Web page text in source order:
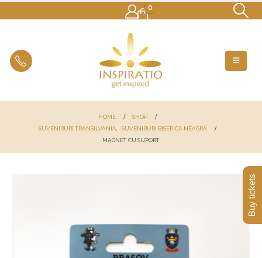
0
HOME
SHOP
SUVENIRURI TRANSILVANIA
SUVENIRURI BISERICA NEAGRĂ
MAGNET CU SUPORT
Buy tickets